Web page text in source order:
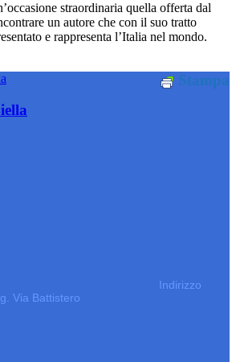
straordinaria quella offerta dal
un autore che con il suo tratto
e rappresenta l’Italia nel mondo.
Stampa
Indirizzo
Via Battistero